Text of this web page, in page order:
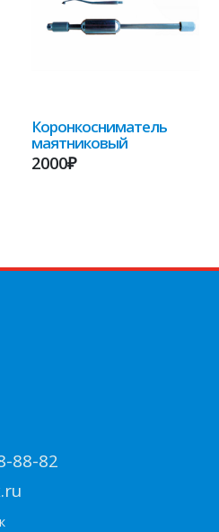
Коронкосниматель
маятниковый
2000₽
88-82